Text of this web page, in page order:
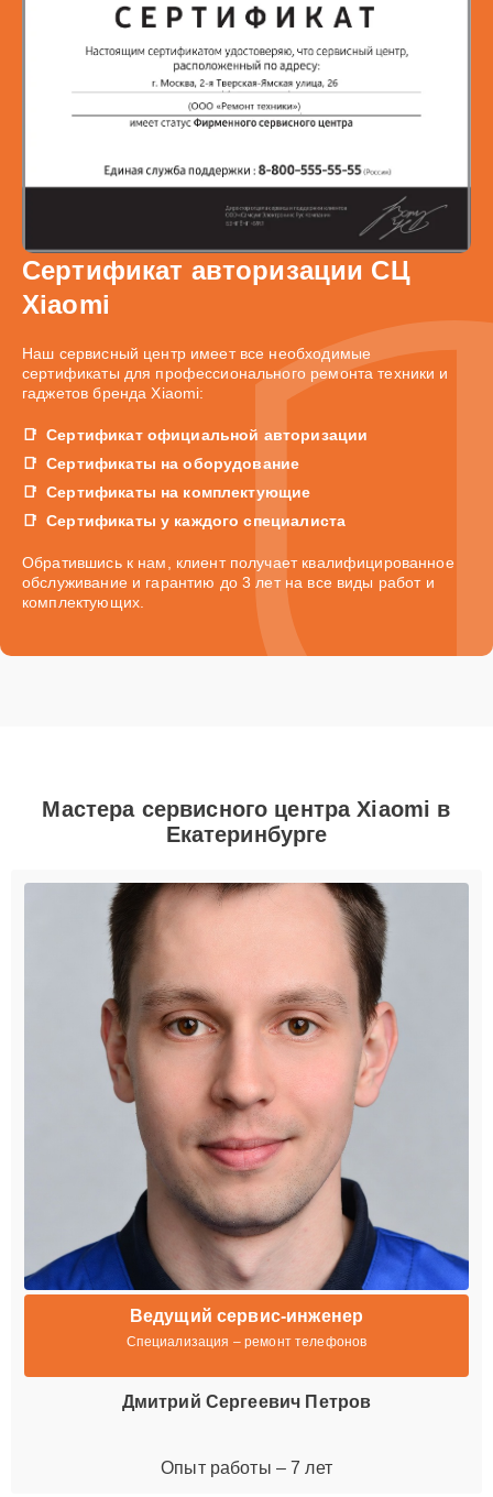
Сертификат авторизации СЦ
Xiaomi
Наш сервисный центр имеет все необходимые
сертификаты для профессионального ремонта техники и
гаджетов бренда Xiaomi:
Сертификат официальной авторизации
Сертификаты на оборудование
Сертификаты на комплектующие
Сертификаты у каждого специалиста
Обратившись к нам, клиент получает квалифицированное
обслуживание и гарантию до 3 лет на все виды работ и
комплектующих.
Мастера сервисного центра Xiaomi в
Екатеринбурге
Ведущий сервис-инженер
Специализация – ремонт телефонов
Дмитрий Сергеевич Петров
Опыт работы – 7 лет